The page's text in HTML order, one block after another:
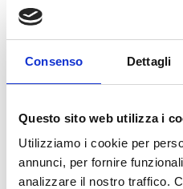
Consenso Dettagli
Questo sito web utilizza i
Utilizziamo i cookie per
annunci, per fornire
analizzare il nostro traffico.